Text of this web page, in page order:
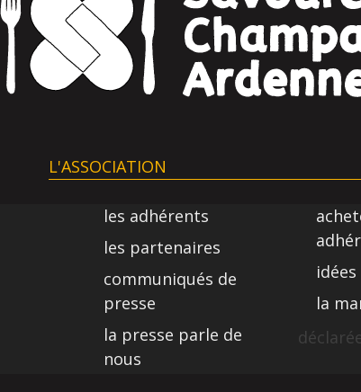
L'ASSOCIATION
les adhérents
les partenaires
communiqués de
presse
la presse parle de
nous
la